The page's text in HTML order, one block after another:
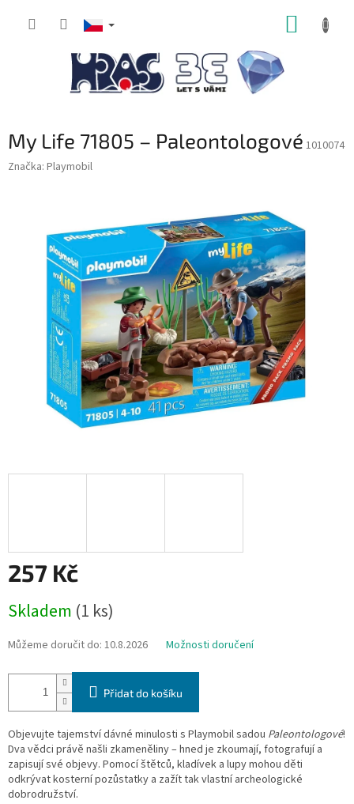
My Life 71805 – Paleontologové 1010074
Značka: Playmobil
257 Kč
cena:
Skladem (1 ks)
Můžeme doručit do: 10.8.2026 Možnosti doručení
Přidat do košíku
Objevujte tajemství dávné minulosti s Playmobil sadou Paleontologové!
Dva vědci právě našli zkameněliny – hned je zkoumají, fotografují a
zapisují své objevy. Pomocí štětců, kladívek a lupy mohou děti
odkrývat kosterní pozůstatky a zažít tak vlastní archeologické
dobrodružství.